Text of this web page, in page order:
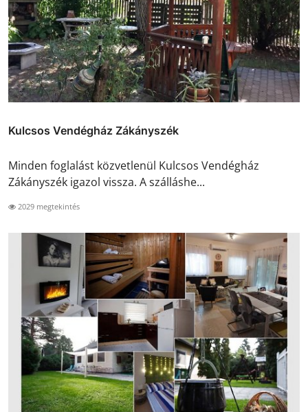
Kulcsos Vendégház Zákányszék
Minden foglalást közvetlenül Kulcsos Vendégház
Zákányszék igazol vissza. A szálláshe...
2029 megtekintés